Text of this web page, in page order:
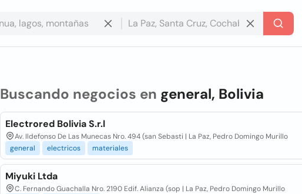
Buscando negocios en general, Bolivia
Electrored Bolivia S.r.l
Av. Ildefonso De Las Munecas Nro. 494 (san Sebasti | La Paz, Pedro Domingo Murillo
general
electricos materiales
Miyuki Ltda
C. Fernando Guachalla Nro. 2190 Edif. Alianza (sop | La Paz, Pedro Domingo Murillo